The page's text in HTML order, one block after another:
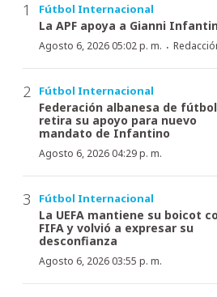
Fútbol Internacional
La APF apoya a Gianni
Agosto 6, 2026 05:02 p. m. ·
Fútbol Internacional
Federación albanesa de fútbol
retira su apoyo para nuevo
mandato de Infantino
Agosto 6, 2026 04:29 p. m.
Fútbol Internacional
La UEFA mantiene su boicot
FIFA y volvió a expresar su
desconfianza
Agosto 6, 2026 03:55 p. m.